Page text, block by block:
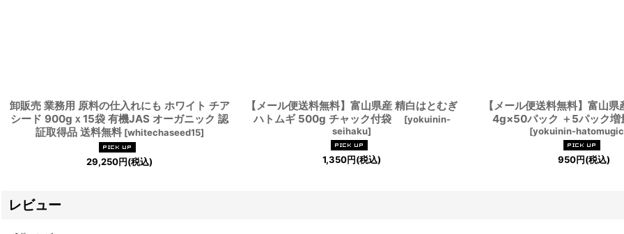
卸販売 業務用 原料の仕入れにも ホワイト チア
シード 900gｘ15袋 有機JAS オーガニック 認
証取得品 送料無料 [whitechaseed15]
29,250円(税込)
【メール便送料無料】富山県産 精白はとむぎ
ハトムギ 500g チャック付袋
[yokuinin-
seihaku]
1,350円(税込)
【メール便送料無料】富山
4g×50パック ＋5パック増
[yokuinin-
950円(税込)
レビュー